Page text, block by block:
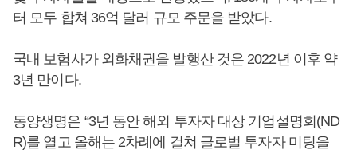
터 모두 합쳐 36억 달러 규모 주문을 받았다.
국내 보험사가 외화채권을 발행산 것은 2022년 이후 약
3년 만이다.
동양생명은 “3년 동안 해외 투자자 대상 기업설명회(ND
R)를 열고 올해는 2차례에 걸쳐 글로벌 투자자 미팅을